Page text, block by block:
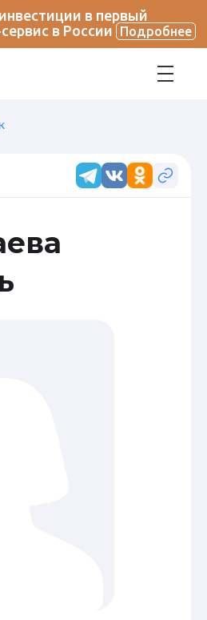
в первый
в России
Подробнее